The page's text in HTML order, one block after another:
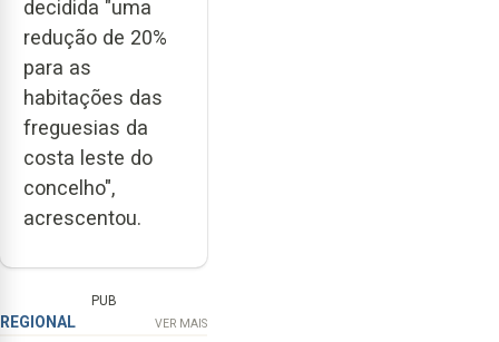
decidida "uma
redução de 20%
para as
habitações das
freguesias da
costa leste do
concelho",
acrescentou.
PUB
REGIONAL VER MAIS